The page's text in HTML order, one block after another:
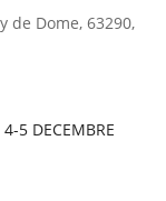
de Dome, 63290,
5 DECEMBRE